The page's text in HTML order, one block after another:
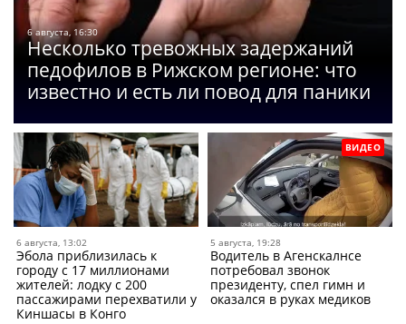
6 августа, 16:30
Несколько тревожных задержаний
педофилов в Рижском регионе: что
известно и есть ли повод для паники
6 августа, 13:02
Эбола приблизилась к
городу с 17 миллионами
жителей: лодку с 200
пассажирами перехватили у
Киншасы в Конго
ВИДЕО
5 августа, 19:28
Водитель в Агенскалнсе
потребовал звонок
президенту, спел гимн и
оказался в руках медиков